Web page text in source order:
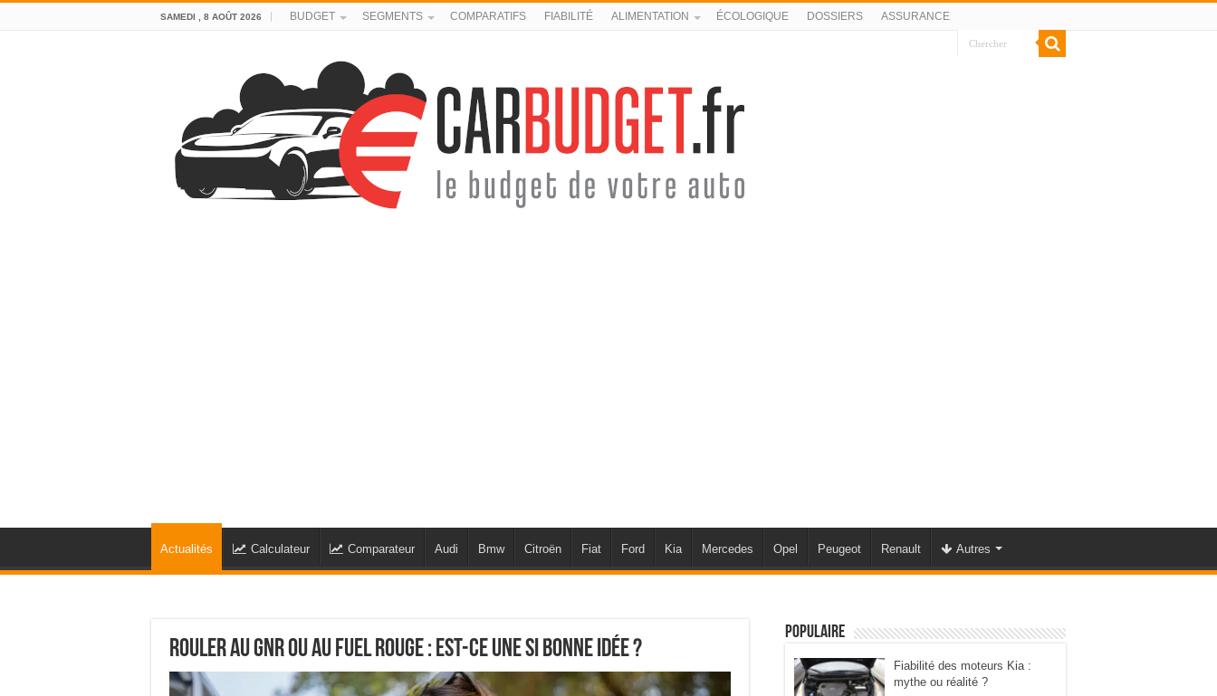
SAMEDI , 8 AOÛT 2026 BUDGET SEGMENTS COMPARATIFS FIABILITÉ ALIMENTATION ÉCOLOGIQUE DOSSIERS ASSURANCE
Actualités Calculateur Comparateur Audi Bmw Citroën Fiat Ford Kia Mercedes Opel Peugeot Renault Autres
Rouler au GNR ou au fuel rouge : est-ce une si bonne idée ?
Populaire
Fiabilité des moteurs Kia :
mythe ou réalité ?